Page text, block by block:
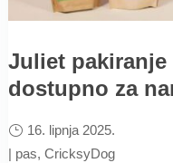
Juliet pakiranje
dostupno za
16. lipnja 2025.
| pas, CricksyDog